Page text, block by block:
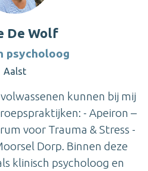
De Wolf
psycholoog
Aalst
kunnen bij mij
- Apeiron –
voor Trauma & Stress -
Dorp. Binnen deze
klinisch psycholoog en